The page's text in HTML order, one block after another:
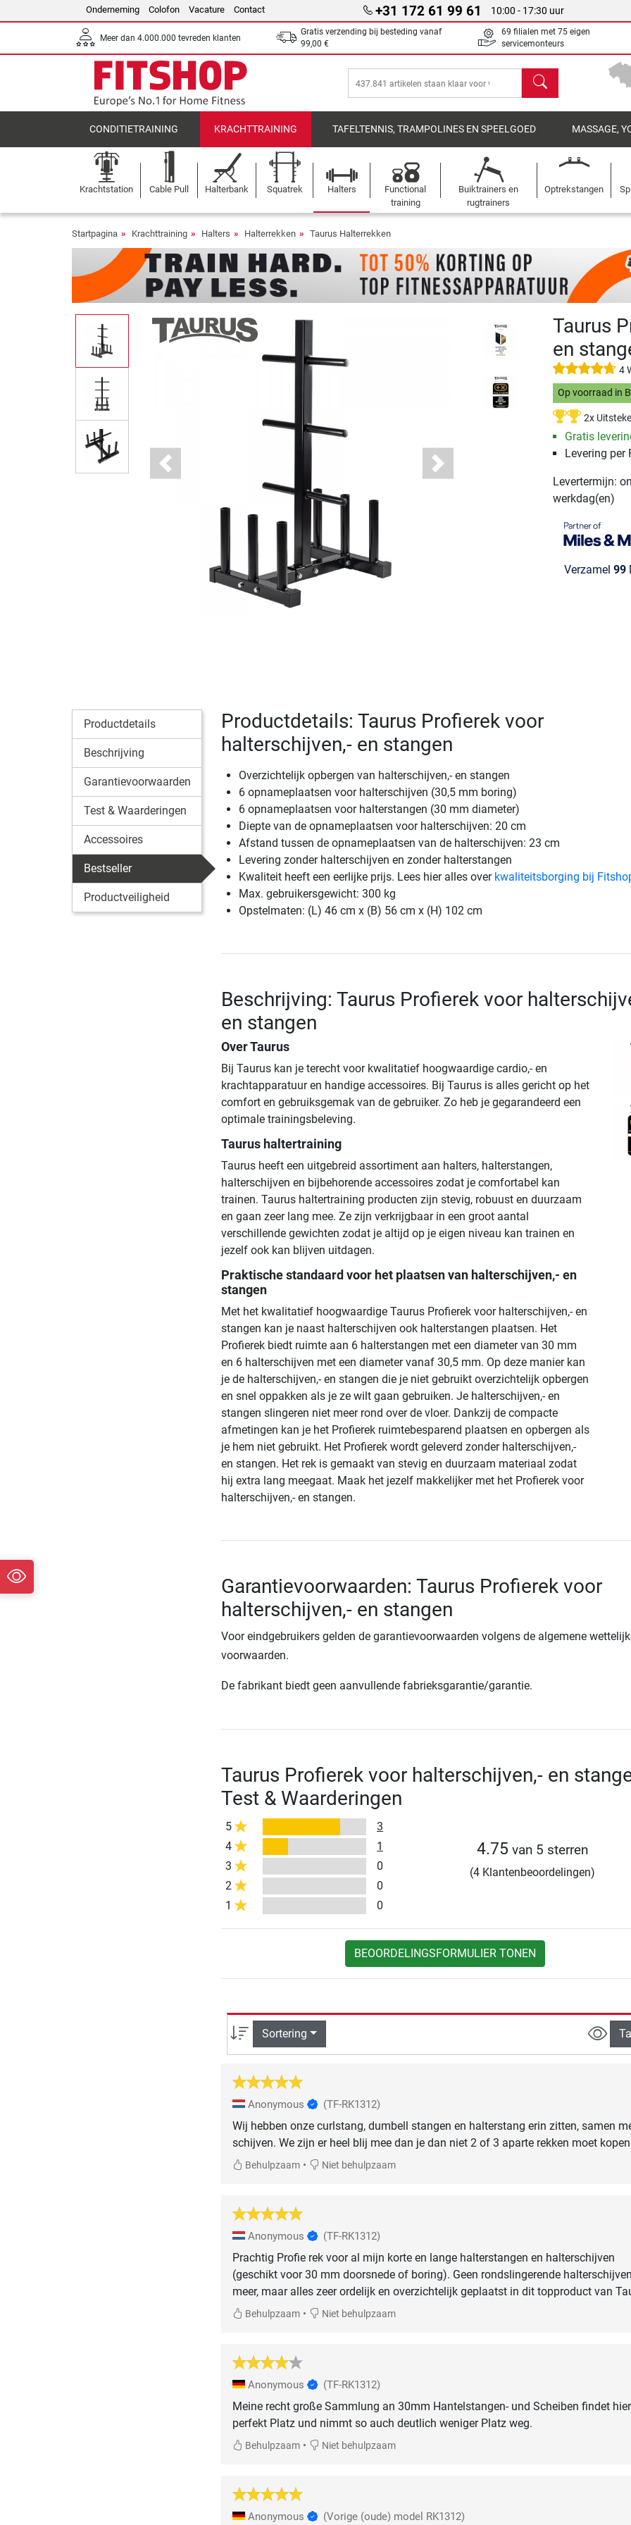
Onderneming Colofon Vacature Contact +31 172 61 99 61 10:00 - 17:30 uur
Meer dan 4.000.000 tevreden klanten
Gratis verzending bij besteding vanaf
99,00 €
69 filialen met 75 eigen
servicemonteurs
Zoeken
CONDITIETRAINING KRACHTTRAINING TAFELTENNIS, TRAMPOLINES EN SPEELGOED MASSAGE,
Krachtstation Cable Pull Halterbank Squatrek Halters
Functional
training
Buiktrainers en
rugtrainers
Optrekstangen
Startpagina Krachttraining Halters Halterrekken Taurus Halterrekken
Previous Next
Taurus
en
4
Op voorraad in
2x
Gratis
Levering per
Levertermijn:
werkdag(en)
Verzamel 99
Productdetails
Beschrijving
Garantievoorwaarden
Test & Waarderingen
Accessoires
Bestseller
Productveiligheid
Productdetails: Taurus Profierek voor
halterschijven,- en stangen
Overzichtelijk opbergen van halterschijven,- en stangen
6 opnameplaatsen voor halterschijven (30,5 mm boring)
6 opnameplaatsen voor halterstangen (30 mm diameter)
Diepte van de opnameplaatsen voor halterschijven: 20 cm
Afstand tussen de opnameplaatsen van de halterschijven: 23 cm
Levering zonder halterschijven en zonder halterstangen
Kwaliteit heeft een eerlijke prijs. Lees hier alles over kwaliteitsborging bij
Max. gebruikersgewicht: 300 kg
Opstelmaten: (L) 46 cm x (B) 56 cm x (H) 102 cm
Beschrijving: Taurus Profierek voor
en stangen
Over Taurus
Bij Taurus kan je terecht voor kwalitatief hoogwaardige cardio,- en
krachtapparatuur en handige accessoires. Bij Taurus is alles gericht op het
comfort en gebruiksgemak van de gebruiker. Zo heb je gegarandeerd een
optimale trainingsbeleving.
Taurus haltertraining
Taurus heeft een uitgebreid assortiment aan halters, halterstangen,
halterschijven en bijbehorende accessoires zodat je comfortabel kan
trainen. Taurus haltertraining producten zijn stevig, robuust en duurzaam
en gaan zeer lang mee. Ze zijn verkrijgbaar in een groot aantal
verschillende gewichten zodat je altijd op je eigen niveau kan trainen en
jezelf ook kan blijven uitdagen.
Praktische standaard voor het plaatsen van halterschijven,- en
stangen
Met het kwalitatief hoogwaardige Taurus Profierek voor halterschijven,- en
stangen kan je naast halterschijven ook halterstangen plaatsen. Het
Profierek biedt ruimte aan 6 halterstangen met een diameter van 30 mm
en 6 halterschijven met een diameter vanaf 30,5 mm. Op deze manier kan
je de halterschijven,- en stangen die je niet gebruikt overzichtelijk opbergen
en snel oppakken als je ze wilt gaan gebruiken. Je halterschijven,- en
stangen slingeren niet meer rond over de vloer. Dankzij de compacte
afmetingen kan je het Profierek ruimtebesparend plaatsen en opbergen als
je hem niet gebruikt. Het Profierek wordt geleverd zonder halterschijven,-
en stangen. Het rek is gemaakt van stevig en duurzaam materiaal zodat
hij extra lang meegaat. Maak het jezelf makkelijker met het Profierek voor
halterschijven,- en stangen.
Garantievoorwaarden: Taurus Profierek voor
halterschijven,- en stangen
Voor eindgebruikers gelden de garantievoorwaarden volgens de algemene
voorwaarden.
De fabrikant biedt geen aanvullende fabrieksgarantie/garantie.
Taurus Profierek voor halterschijven,- en
Test & Waarderingen
5
3
4
1
3
0
2
0
1
0
4.75 van 5 sterren
(4 Klantenbeoordelingen)
BEOORDELINGSFORMULIER TONEN
Sortering
Anonymous (TF-RK1312)
Wij hebben onze curlstang, dumbell stangen en halterstang erin zitten, samen
schijven. We zijn er heel blij mee dan je dan niet 2 of 3 aparte rekken moet kopen
Behulpzaam• Niet behulpzaam
Anonymous (TF-RK1312)
Prachtig Profie rek voor al mijn korte en lange halterstangen en halterschijven
(geschikt voor 30 mm doorsnede of boring). Geen rondslingerende
meer, maar alles zeer ordelijk en overzichtelijk geplaatst in dit topproduct van
Behulpzaam• Niet behulpzaam
Anonymous (TF-RK1312)
Meine recht große Sammlung an 30mm Hantelstangen- und Scheiben findet hier
perfekt Platz und nimmt so auch deutlich weniger Platz weg.
Behulpzaam• Niet behulpzaam
Anonymous (Vorige (oude) model RK1312)